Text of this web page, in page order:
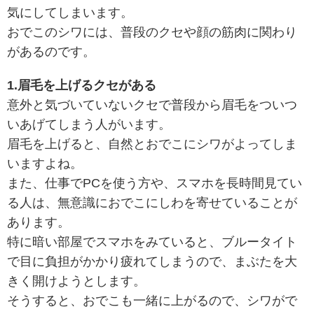
気にしてしまいます。
おでこのシワには、普段のクセや顔の筋肉に関わり
があるのです。
1.眉毛を上げるクセがある
意外と気づいていないクセで普段から眉毛をついつ
いあげてしまう人がいます。
眉毛を上げると、自然とおでこにシワがよってしま
いますよね。
また、仕事でPCを使う方や、スマホを長時間見てい
る人は、無意識におでこにしわを寄せていることが
あります。
特に暗い部屋でスマホをみていると、ブルータイト
で目に負担がかかり疲れてしまうので、まぶたを大
きく開けようとします。
そうすると、おでこも一緒に上がるので、シワがで